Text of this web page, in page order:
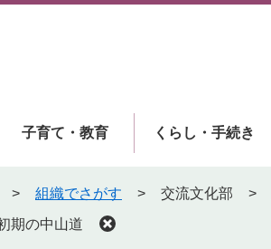
子育て・教育 くらし・手続き
> 組織でさがす > 交流文化部 >
期の中山道